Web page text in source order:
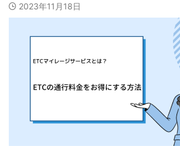
2023年11月18日